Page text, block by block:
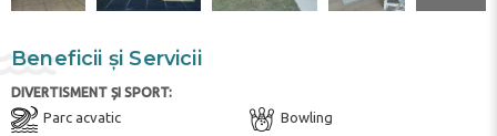
Beneficii și Servicii
DIVERTISMENT ȘI SPORT:
Parc acvatic Bowling